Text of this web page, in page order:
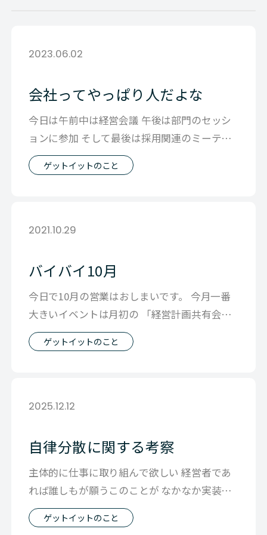
2023.06.02
会社ってやっぱり人だよな
今日は午前中は経営会議 午後は部門のセッシ
ョンに参加 そして最後は採用関連のミーティ
ング 20人を超えるメンバーと さま
ゲットイットのこと
2021.10.29
バイバイ10月
今日で10月の営業はおしまいです。 今月一番
大きいイベントは月初の 「経営計画共有会」
でした。 そこで会社の今までの成績
ゲットイットのこと
2025.12.12
自律分散に関する考察
主体的に仕事に取り組んで欲しい 経営者であ
れば誰しもが願うこのことが なかなか実装が
難しいのは 上から押し付けられた目標
ゲットイットのこと